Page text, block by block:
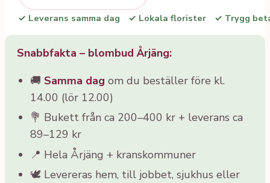
✓ Leverans samma dag ✓ Lokala florister ✓ Trygg
Snabbfakta – blombud Årjäng:
🚚 Samma dag om du beställer före kl.
14.00 (lör 12.00)
💐 Bukett från ca 200–400 kr + leverans ca
89–129 kr
📍 Hela Årjäng + kranskommuner
🕊️ Levereras hem, till jobbet, sjukhus eller